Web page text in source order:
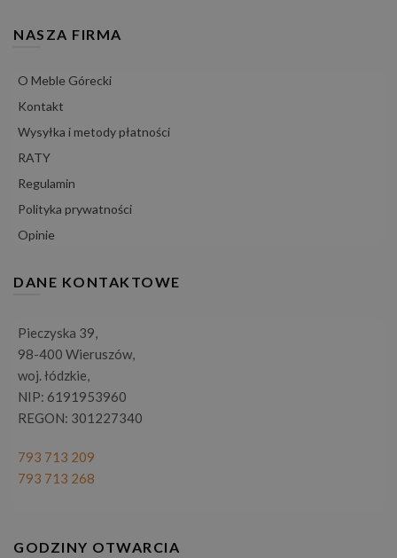
NASZA FIRMA
O Meble Górecki
Kontakt
Wysyłka i metody płatności
RATY
Regulamin
Polityka prywatności
Opinie
DANE KONTAKTOWE
Pieczyska 39,
98-400 Wieruszów,
woj. łódzkie,
NIP: 6191953960
REGON: 301227340
793 713 209
793 713 268
GODZINY OTWARCIA